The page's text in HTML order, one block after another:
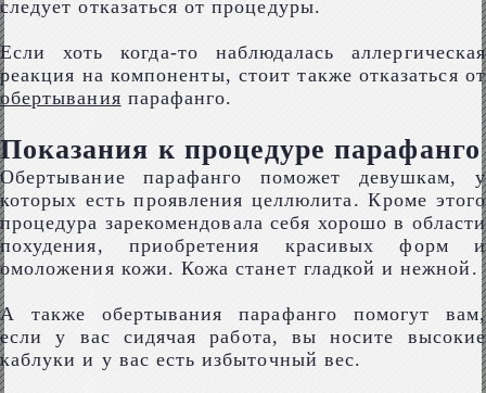
следует отказаться от процедуры.
Если хоть когда-то наблюдалась аллергическая
реакция на компоненты, стоит также отказаться от
обертывания парафанго.
Показания к процедуре парафанго
Обертывание парафанго поможет девушкам, у
которых есть проявления целлюлита. Кроме этого
процедура зарекомендовала себя хорошо в области
похудения, приобретения красивых форм и
омоложения кожи. Кожа станет гладкой и нежной.
А также обертывания парафанго помогут вам,
если у вас сидячая работа, вы носите высокие
каблуки и у вас есть избыточный вес.